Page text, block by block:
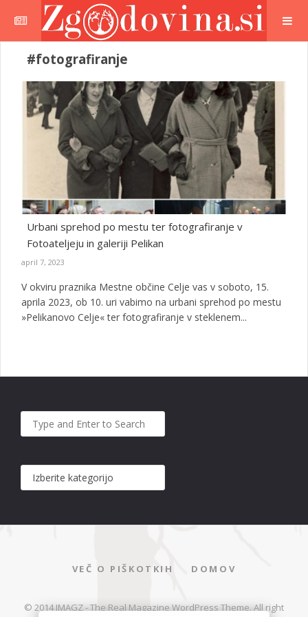
#fotografiranje
Urbani sprehod po mestu ter fotografiranje v
Fotoateljeju in galeriji Pelikan
april 7, 2023
V okviru praznika Mestne občine Celje vas v soboto, 15.
aprila 2023, ob 10. uri vabimo na urbani sprehod po mestu
»Pelikanovo Celje« ter fotografiranje v steklenem...
VEČ O PIŠKOTKIH DOMOV
© 2014 JMAGZ - The Real Magazine WordPress Theme. All right